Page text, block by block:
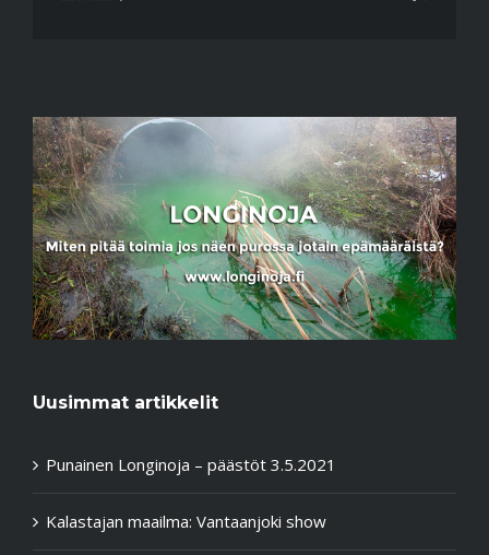
Uusimmat artikkelit
Punainen Longinoja – päästöt 3.5.2021
Kalastajan maailma: Vantaanjoki show